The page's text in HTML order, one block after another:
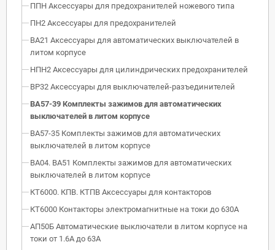
ППН Аксессуары для предохранителей ножевого типа
ПН2 Аксессуары для предохранителей
ВА21 Аксессуары для автоматических выключателей в
литом корпусе
НПН2 Аксессуары для цилиндрических предохранителей
ВР32 Аксессуары для выключателей-разъединителей
ВА57-39 Комплекты зажимов для автоматических
выключателей в литом корпусе
ВА57-35 Комплекты зажимов для автоматических
выключателей в литом корпусе
ВА04. ВА51 Комплекты зажимов для автоматических
выключателей в литом корпусе
КТ6000. КПВ. КТПВ Аксессуары для контакторов
КТ6000 Контакторы электромагнитные на токи до 630А
АП50Б Автоматические выключатели в литом корпусе на
токи от 1.6А до 63А